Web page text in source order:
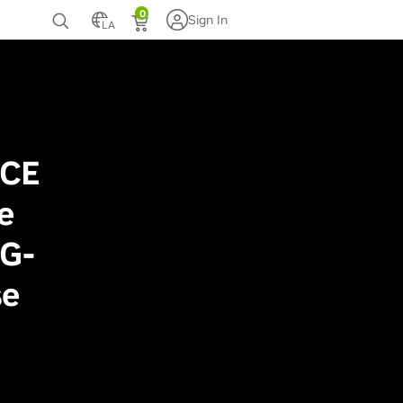
LA
0 Sign In